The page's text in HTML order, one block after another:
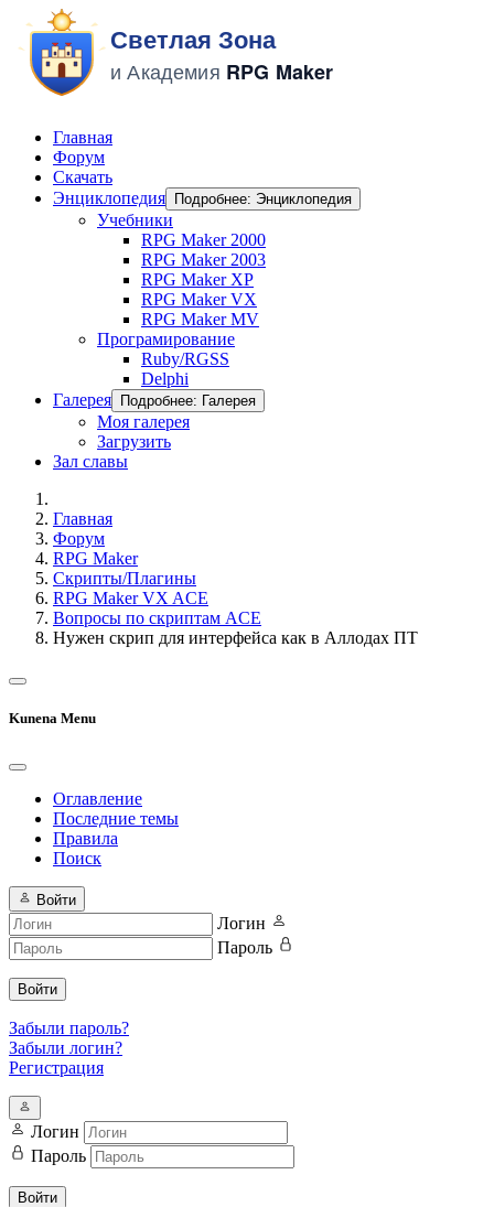
Главная
Форум
Скачать
Энциклопедия
Подробнее: Энциклопедия
Учебники
RPG Maker 2000
RPG Maker 2003
RPG Maker XP
RPG Maker VX
RPG Maker MV
Програмирование
Ruby/RGSS
Delphi
Галерея
Подробнее: Галерея
Моя галерея
Загрузить
Зал славы
Главная
Форум
RPG Maker
Скрипты/Плагины
RPG Maker VX ACE
Вопросы по скриптам ACE
Нужен скрип для интерфейса как в Аллодах ПТ
Kunena Menu
Оглавление
Последние темы
Правила
Поиск
Войти
Логин
Пароль
Войти
Забыли пароль?
Забыли логин?
Регистрация
Логин
Пароль
Войти